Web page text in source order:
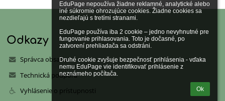
EduPage nepoužíva žiadne reklamné, analytické alebo
iné súkromie ohrozujúce cookies. Žiadne cookies sa
nezdieľajú s tretími stranami.
EduPage používa iba 2 cookie – jedno nevyhnutné pre
fungovanie prihlasovania. Toto je dočasné, po
zatvorení prehliadača sa odstráni.
Druhé cookie zvyšuje bezpečnosť prihlásenia - vďaka
nemu EduPage vie identifikovať prihlásenie z
neznámeho počítača.
Ok
Odkazy
Správca obsahu
Technická podpora
Vyhlásenie o prístupnosti